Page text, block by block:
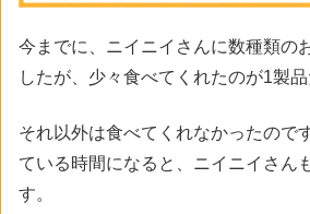
今までに、ニイニイさんに数種類の
したが、少々食べてくれたのが1製品
それ以外は食べてくれなかったので
ている時間になると、ニイニイさん
す。